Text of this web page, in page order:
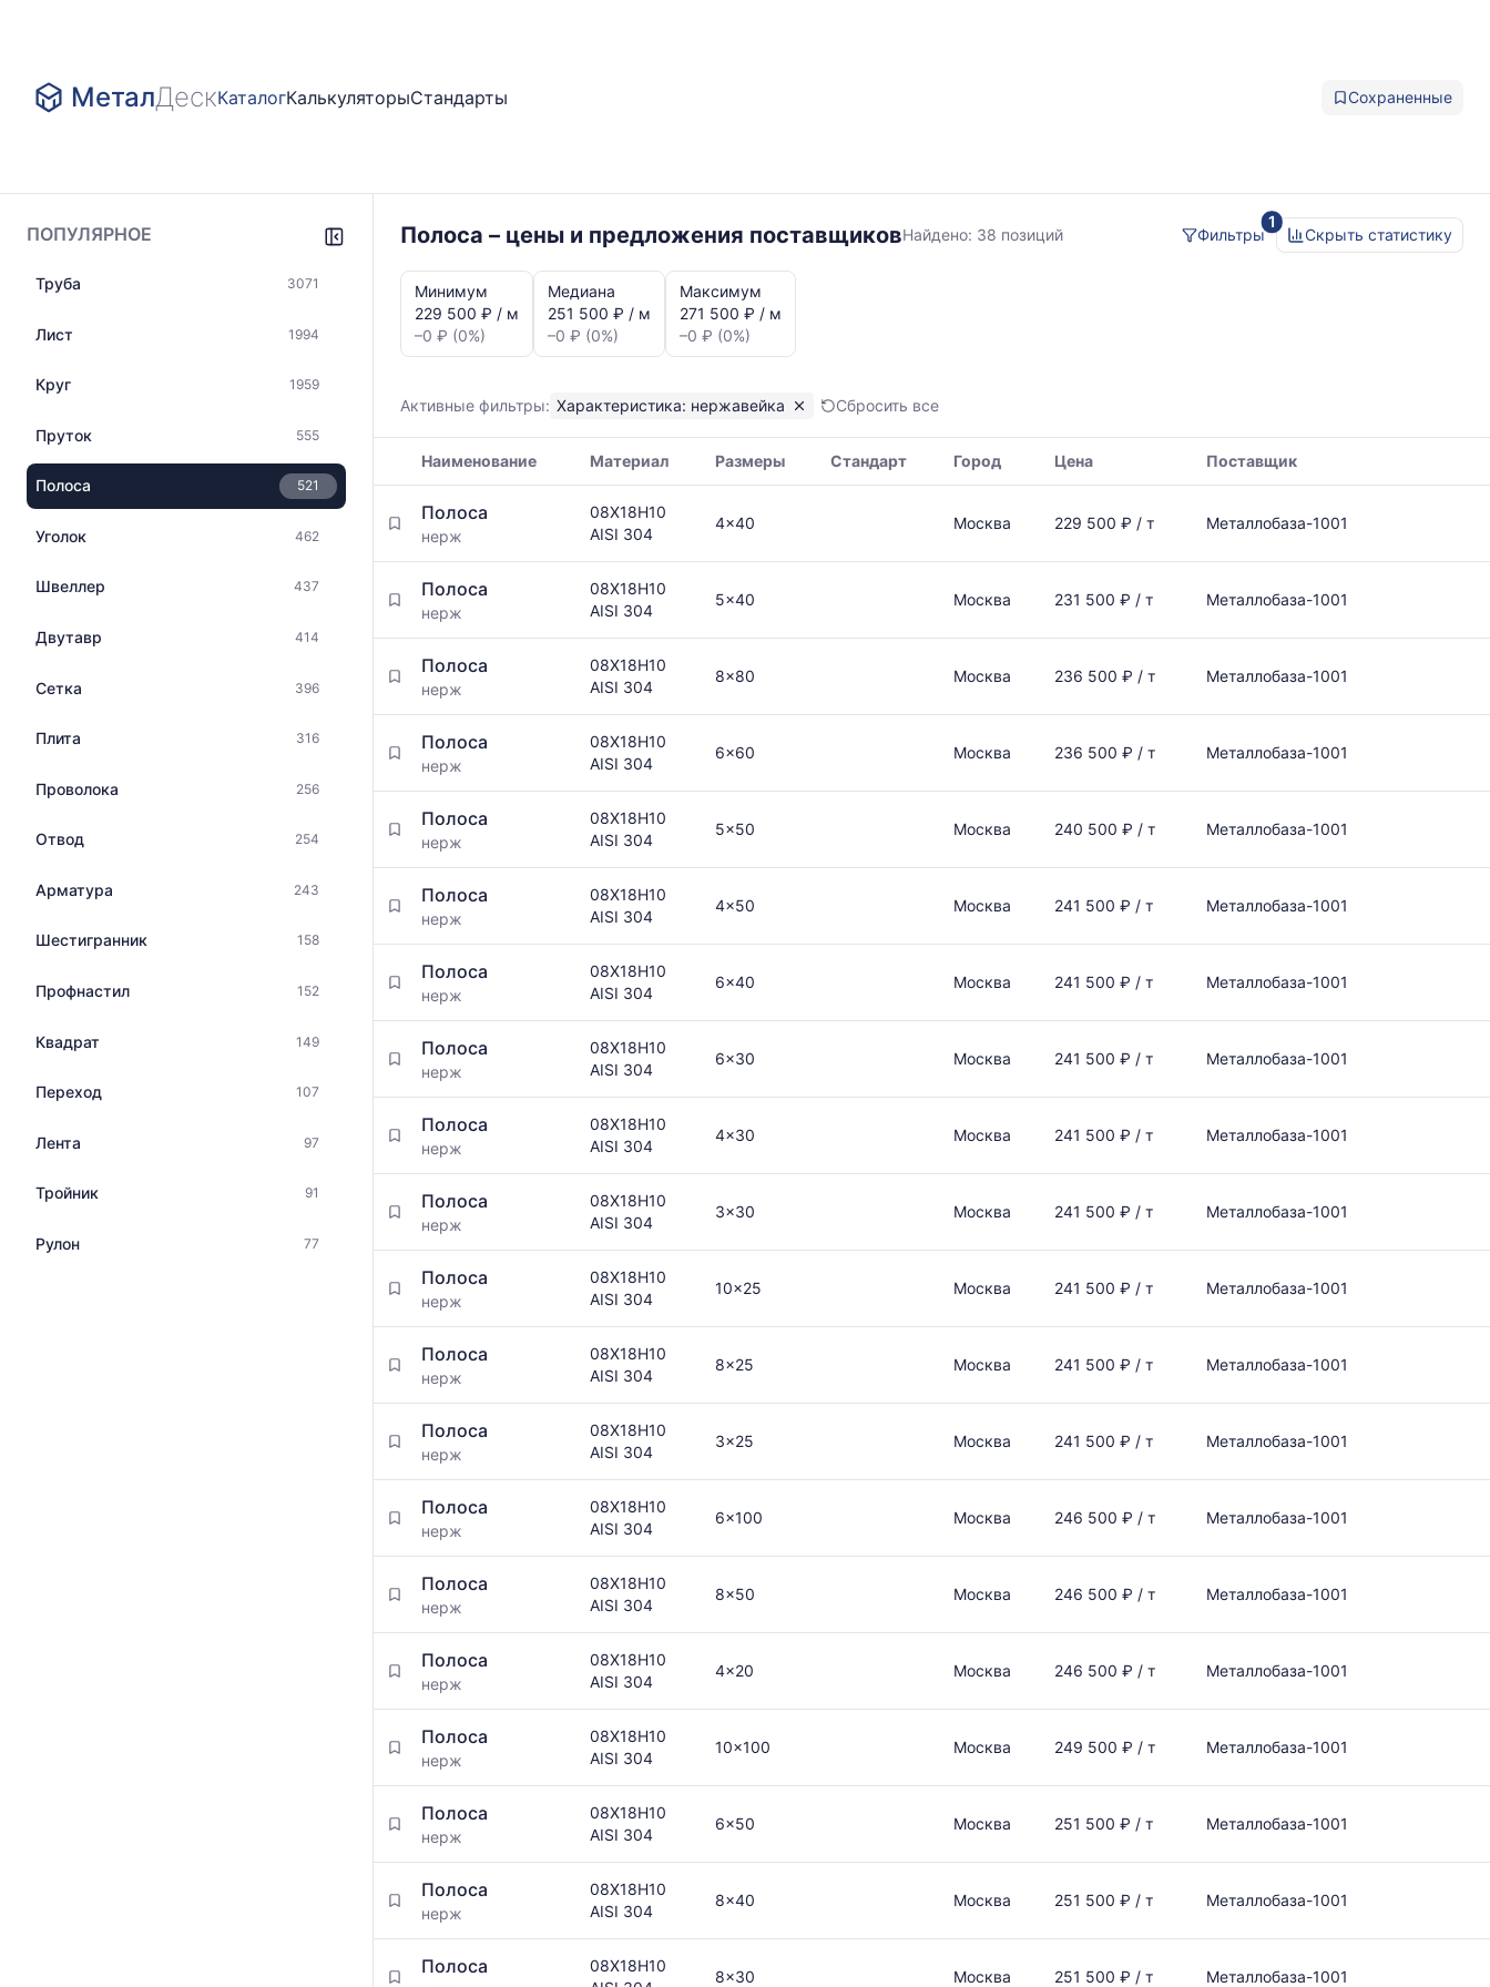
МеталДескКаталогКалькуляторыСтандарты Сохраненные
ПОПУЛЯРНОЕ
Труба 3071
Лист 1994
Круг 1959
Пруток 555
Полоса 521
Уголок 462
Швеллер 437
Двутавр 414
Сетка 396
Плита 316
Проволока 256
Отвод 254
Арматура 243
Шестигранник 158
Профнастил 152
Квадрат 149
Переход 107
Лента 97
Тройник 91
Рулон 77
Полоса – цены и предложения поставщиковнержавейка
Найдено: 38 позиций
1
Фильтры
Скрыть статистику
динамика
цен:
Полоса
Показаны
минимальная,
медианная
максимальная
цена
по
данным
листов
поставщиков
за
последний
месяц.
по
актуальным
предложениям
обновляется
обновления
прайс-
листов.
Минимум
229 500 ₽ / м
–0 ₽ (0%)
Медиана
251 500 ₽ / м
–0 ₽ (0%)
Максимум
271 500 ₽ / м
–0 ₽ (0%)
Активные фильтры: Характеристика: нержавейка Сбросить все
цен
металлопрокат
указанием
поставщиков
по
запросу
Наименование Материал Размеры Стандарт Город Цена Поставщик
Полоса
нерж
08Х18Н10
AISI 304
4x40 Москва 229 500 ₽ / т Металлобаза-1001
Полоса
нерж
08Х18Н10
AISI 304
5x40 Москва 231 500 ₽ / т Металлобаза-1001
Полоса
нерж
08Х18Н10
AISI 304
8x80 Москва 236 500 ₽ / т Металлобаза-1001
Полоса
нерж
08Х18Н10
AISI 304
6x60 Москва 236 500 ₽ / т Металлобаза-1001
Полоса
нерж
08Х18Н10
AISI 304
5x50 Москва 240 500 ₽ / т Металлобаза-1001
Полоса
нерж
08Х18Н10
AISI 304
4x50 Москва 241 500 ₽ / т Металлобаза-1001
Полоса
нерж
08Х18Н10
AISI 304
6x40 Москва 241 500 ₽ / т Металлобаза-1001
Полоса
нерж
08Х18Н10
AISI 304
6x30 Москва 241 500 ₽ / т Металлобаза-1001
Полоса
нерж
08Х18Н10
AISI 304
4x30 Москва 241 500 ₽ / т Металлобаза-1001
Полоса
нерж
08Х18Н10
AISI 304
3x30 Москва 241 500 ₽ / т Металлобаза-1001
Полоса
нерж
08Х18Н10
AISI 304
10x25 Москва 241 500 ₽ / т Металлобаза-1001
Полоса
нерж
08Х18Н10
AISI 304
8x25 Москва 241 500 ₽ / т Металлобаза-1001
Полоса
нерж
08Х18Н10
AISI 304
3x25 Москва 241 500 ₽ / т Металлобаза-1001
Полоса
нерж
08Х18Н10
AISI 304
6x100 Москва 246 500 ₽ / т Металлобаза-1001
Полоса
нерж
08Х18Н10
AISI 304
8x50 Москва 246 500 ₽ / т Металлобаза-1001
Полоса
нерж
08Х18Н10
AISI 304
4x20 Москва 246 500 ₽ / т Металлобаза-1001
Полоса
нерж
08Х18Н10
AISI 304
10x100 Москва 249 500 ₽ / т Металлобаза-1001
Полоса
нерж
08Х18Н10
AISI 304
6x50 Москва 251 500 ₽ / т Металлобаза-1001
Полоса
нерж
08Х18Н10
AISI 304
8x40 Москва 251 500 ₽ / т Металлобаза-1001
Полоса
08Х18Н10
8x30 Москва 251 500 ₽ / т Металлобаза-1001